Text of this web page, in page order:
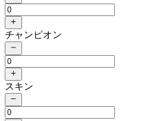
チャンピオン
スキン